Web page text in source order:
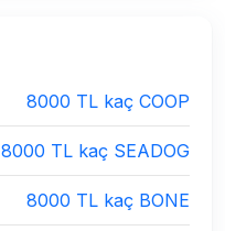
8000 TL kaç COOP
8000 TL kaç SEADOG
8000 TL kaç BONE